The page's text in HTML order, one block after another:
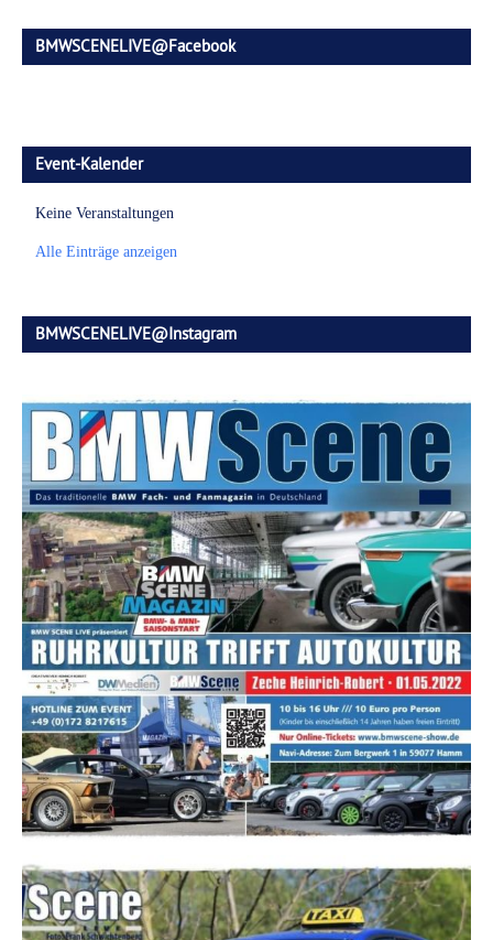
BMWSCENELIVE@Facebook
Event-Kalender
Keine Veranstaltungen
Alle Einträge anzeigen
BMWSCENELIVE@Instagram